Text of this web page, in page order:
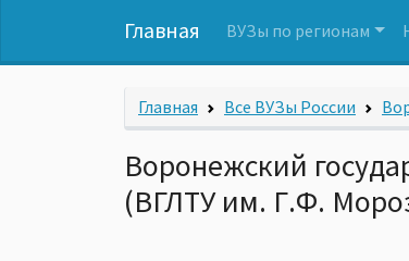
Главная ВУЗы по регионам
Главная Все ВУЗы России
Воронежский
(ВГЛТУ им. Г.Ф.